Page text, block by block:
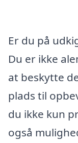
Er du på
Du er ikke
at beskytte
plads til
du ikke kun
også